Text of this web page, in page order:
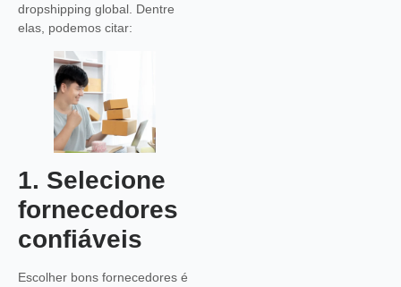
dropshipping global. Dentre
elas, podemos citar:
1. Selecione
fornecedores
confiáveis
Escolher bons fornecedores é